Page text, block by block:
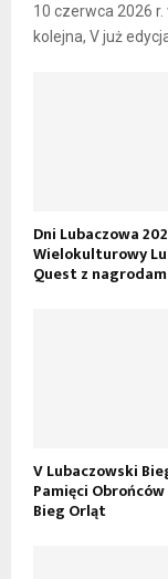
10 czerwca 2026
kolejna, V już edycja
Dni Lubaczowa
Wielokulturowy
Quest z
V Lubaczowski
Pamięci
Bieg Orląt